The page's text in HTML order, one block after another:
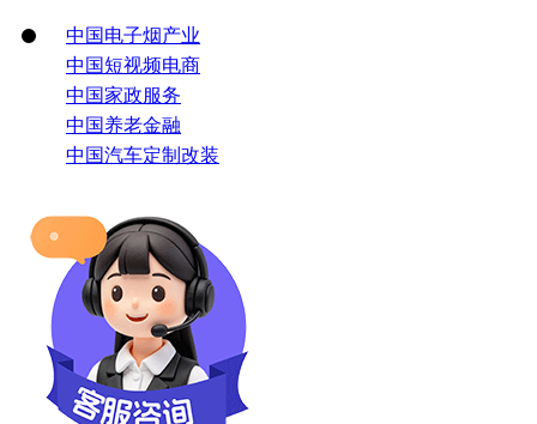
中国电子烟产业
中国短视频电商
中国家政服务
中国养老金融
中国汽车定制改装